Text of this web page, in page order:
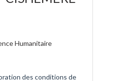
Humanitaire
des conditions de